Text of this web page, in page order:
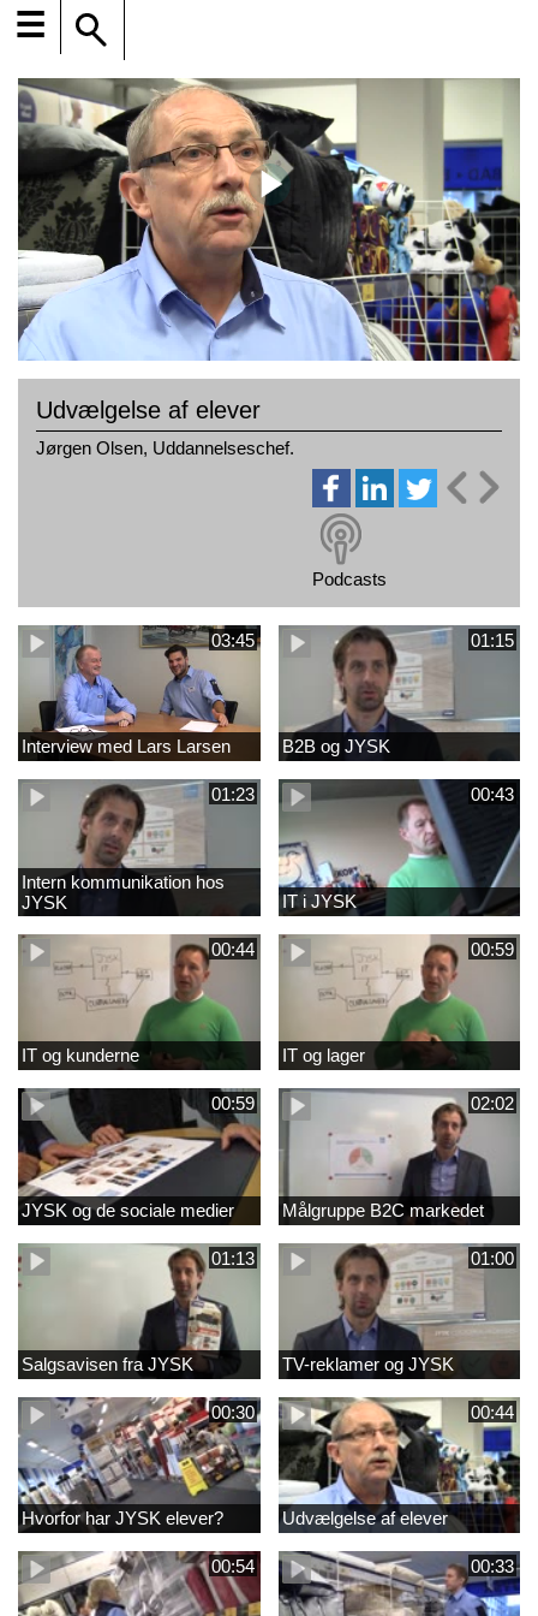
☰
Udvælgelse af elever
Jørgen Olsen, Uddannelseschef.
Podcasts
03:45
Interview med Lars Larsen
01:15
B2B og JYSK
01:23
Intern kommunikation hos
JYSK
00:43
IT i JYSK
00:44
IT og kunderne
00:59
IT og lager
00:59
JYSK og de sociale medier
02:02
Målgruppe B2C markedet
01:13
Salgsavisen fra JYSK
01:00
TV-reklamer og JYSK
00:30
Hvorfor har JYSK elever?
00:44
Udvælgelse af elever
00:54 00:33